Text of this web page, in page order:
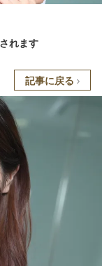
れます
記事に戻る